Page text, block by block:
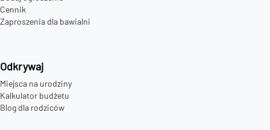
Cennik
Zaproszenia dla bawialni
Odkrywaj
Miejsca na urodziny
Kalkulator budżetu
Blog dla rodziców